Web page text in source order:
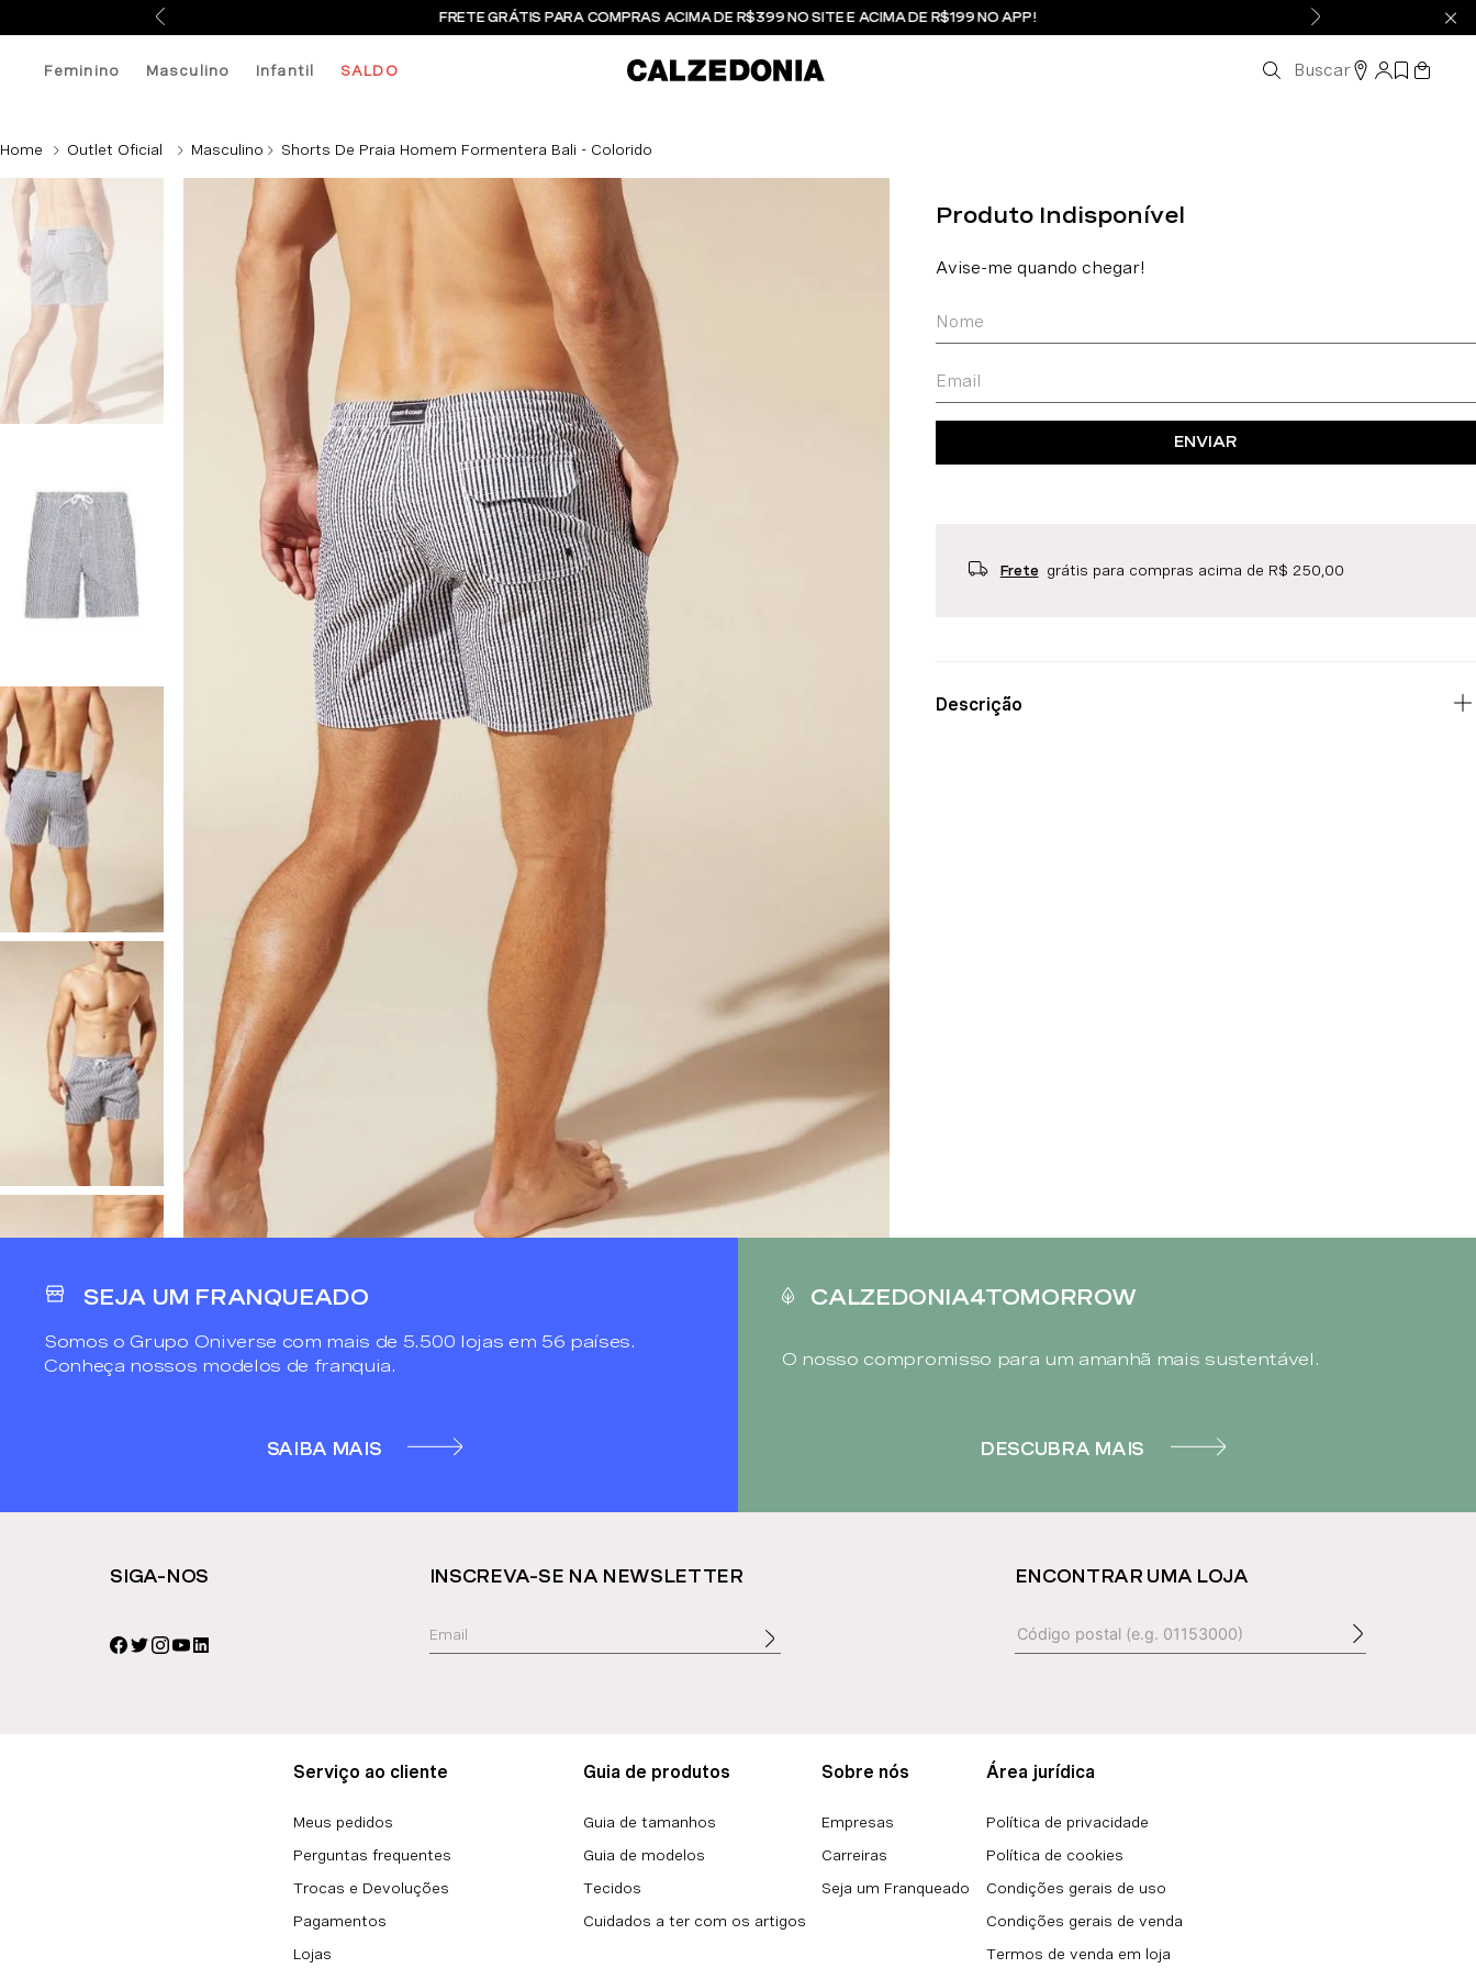
FRETE GRÁTIS PARA COMPRAS ACIMA DE R$399 NO SITE E ACIMA DE R$199 NO APP!
Feminino Masculino Infantil SALDO Buscar
Outlet Oficial Masculino Shorts De Praia Homem Formentera Bali - Colorido
ENVIAR
Frete grátis para compras acima de R$ 250,00
Descrição
SEJA UM FRANQUEADO
Somos o Grupo Oniverse com mais de 5.500 lojas em 56 países.
Conheça nossos modelos de franquia.
SAIBA MAIS
CALZEDONIA4TOMORROW
O nosso compromisso para um amanhã mais sustentável.
DESCUBRA MAIS
SIGA-NOS INSCREVA-SE NA NEWSLETTER ENCONTRAR UMA LOJA
Serviço ao cliente
Meus pedidos
Perguntas frequentes
Trocas e Devoluções
Pagamentos
Lojas
Guia de produtos
Guia de tamanhos
Guia de modelos
Tecidos
Cuidados a ter com os artigos
Sobre nós
Empresas
Carreiras
Seja um Franqueado
Área jurídica
Política de privacidade
Política de cookies
Condições gerais de uso
Condições gerais de venda
Termos de venda em loja